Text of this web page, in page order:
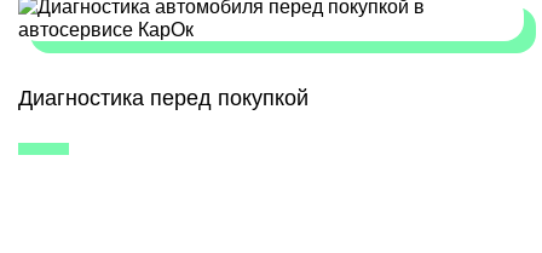
Диагностика перед покупкой